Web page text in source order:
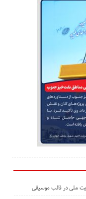
ملی در قالب موسیقی